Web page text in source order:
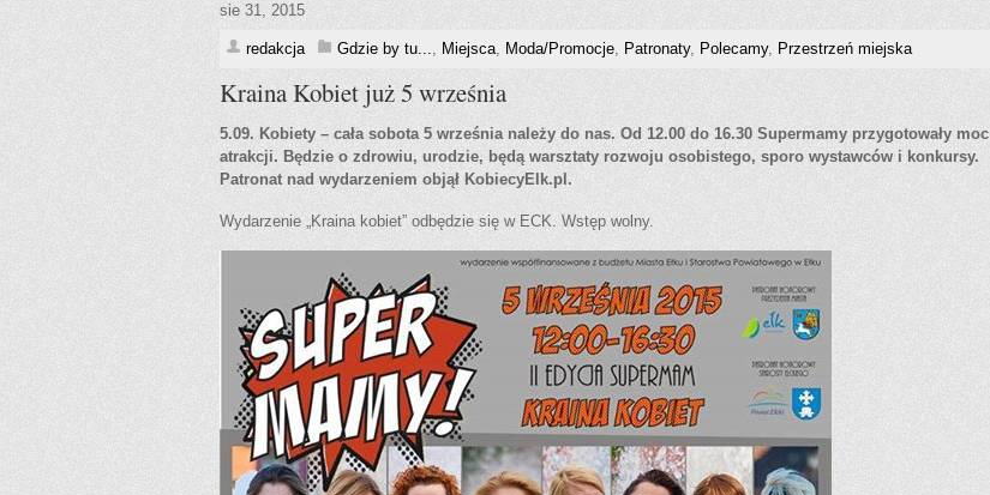
sie 31, 2015
redakcja Gdzie by tu..., Miejsca, Moda/Promocje, Patronaty, Polecamy, Przestrzeń miejska
Kraina Kobiet już 5 września
5.09. Kobiety – cała sobota 5 września należy do nas. Od 12.00 do 16.30 Supermamy przygotowały moc
atrakcji. Będzie o zdrowiu, urodzie, będą warsztaty rozwoju osobistego, sporo wystawców i konkursy.
Patronat nad wydarzeniem objął KobiecyElk.pl.
Wydarzenie „Kraina kobiet” odbędzie się w ECK. Wstęp wolny.